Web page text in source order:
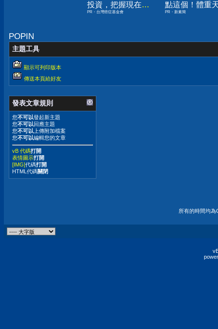
投資，把握現在不
嫌晚！
PR・台灣癌症基金會
點這個！體重
下降
PR・新素簡
POPIN
主題工具
顯示可列印版本
傳送本頁給好友
發表文章規則
您不可以發起新主題
您不可以 回應主題
您不可以 上傳附加檔案
您不可以編輯您的文章
vB 代碼打開
表情圖示打開
[IMG]代碼打開
HTML代碼關閉
所有的時間均為